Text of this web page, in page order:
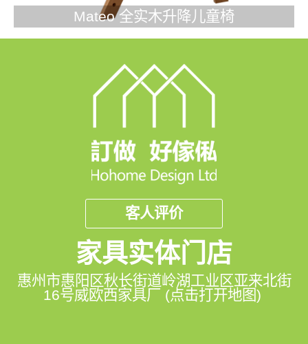
Mateo 全实木升降儿童椅
客人评价
家具实体门店
惠州市惠阳区秋长街道岭湖工业区亚来北街
16号威欧西家具厂 (点击打开地图)